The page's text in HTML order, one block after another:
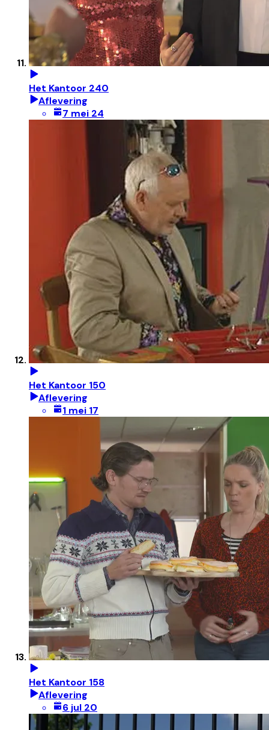
Het Kantoor 240
Aflevering
7 mei 24
Het Kantoor 150
Aflevering
1 mei 17
Het Kantoor 158
Aflevering
6 jul 20